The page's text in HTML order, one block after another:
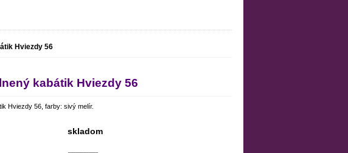
Hviezdy 56
kabátik Hviezdy 56
Hviezdy 56, farby: sivý melír.
skladom